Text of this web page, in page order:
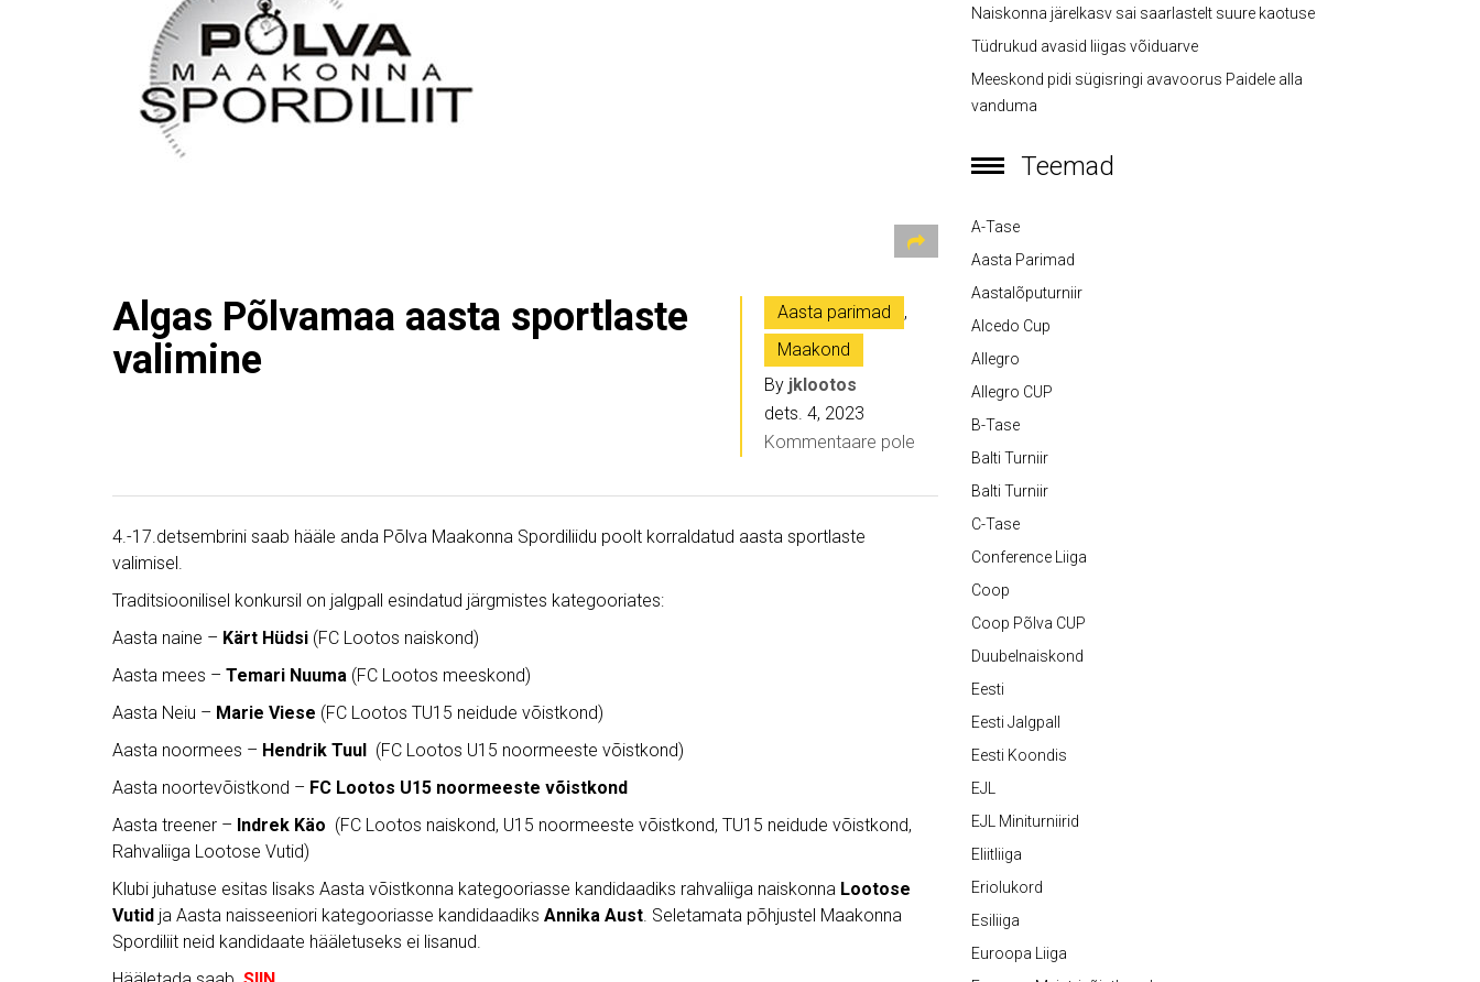
Algas Põlvamaa aasta sportlaste
valimine
Aasta parimad
,
Maakond
By jklootos
dets. 4, 2023
Kommentaare pole
4.-17.detsembrini saab hääle anda Põlva Maakonna Spordiliidu poolt korraldatud aasta sportlaste
valimisel.
Traditsioonilisel konkursil on jalgpall esindatud järgmistes kategooriates:
Aasta naine – Kärt Hüdsi (FC Lootos naiskond)
Aasta mees – Temari Nuuma (FC Lootos meeskond)
Aasta Neiu – Marie Viese (FC Lootos TU15 neidude võistkond)
Aasta noormees – Hendrik Tuul (FC Lootos U15 noormeeste võistkond)
Aasta noortevõistkond – FC Lootos U15 noormeeste võistkond
Aasta treener – Indrek Käo (FC Lootos naiskond, U15 noormeeste võistkond, TU15 neidude võistkond,
Rahvaliiga Lootose Vutid)
Klubi juhatuse esitas lisaks Aasta võistkonna kategooriasse kandidaadiks rahvaliiga naiskonna Lootose
Vutid ja Aasta naisseeniori kategooriasse kandidaadiks Annika Aust. Seletamata põhjustel Maakonna
Spordiliit neid kandidaate hääletuseks ei lisanud.
Naiskonna järelkasv sai saarlastelt suure kaotuse
Tüdrukud avasid liigas võiduarve
Meeskond pidi sügisringi avavoorus Paidele alla
vanduma
Teemad
A-Tase
Aasta Parimad
Aastalõputurniir
Alcedo Cup
Allegro
Allegro CUP
B-Tase
Balti Turniir
Balti Turniir
C-Tase
Conference Liiga
Coop
Coop Põlva CUP
Duubelnaiskond
Eesti
Eesti Jalgpall
Eesti Koondis
EJL
EJL Miniturniirid
Eliitliiga
Eriolukord
Esiliiga
Euroopa Liiga